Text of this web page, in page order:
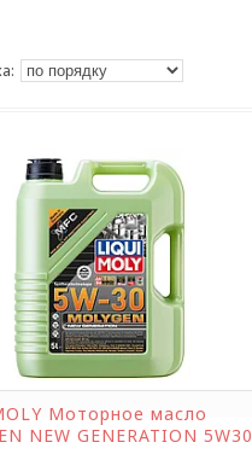
Моторное масло
NEW GENERATION 5W30